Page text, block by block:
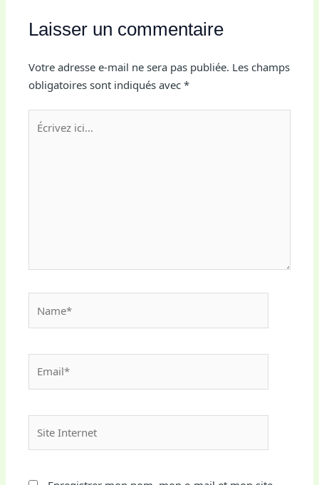
Laisser un commentaire
Votre adresse e-mail ne sera pas publiée. Les champs
obligatoires sont indiqués avec*
Écrivez
ici…
Internet